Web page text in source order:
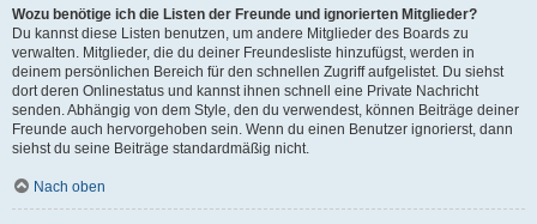
Wozu benötige ich die Listen der Freunde und ignorierten Mitglieder?
Du kannst diese Listen benutzen, um andere Mitglieder des Boards zu
verwalten. Mitglieder, die du deiner Freundesliste hinzufügst, werden in
deinem persönlichen Bereich für den schnellen Zugriff aufgelistet. Du siehst
dort deren Onlinestatus und kannst ihnen schnell eine Private Nachricht
senden. Abhängig von dem Style, den du verwendest, können Beiträge deiner
Freunde auch hervorgehoben sein. Wenn du einen Benutzer ignorierst, dann
siehst du seine Beiträge standardmäßig nicht.
Nach oben